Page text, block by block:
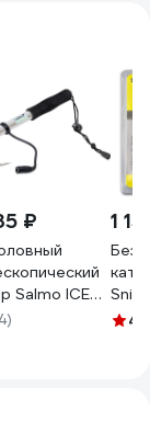
₽
Salmo ICE
62 ZG-62
1
4.6